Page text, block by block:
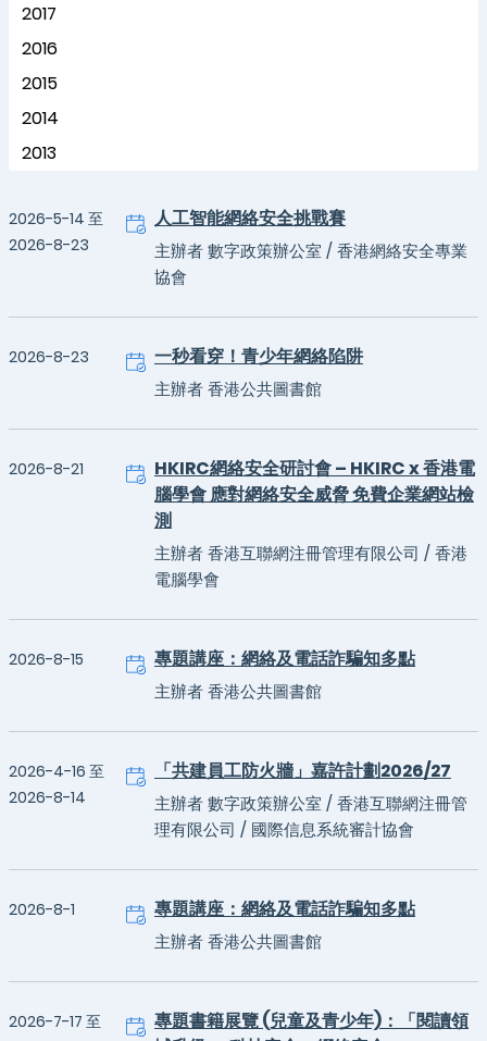
2017
2016
2015
2014
2013
2026-5-14 至
2026-8-23
人工智能網絡安全挑戰賽
主辦者 數字政策辦公室 / 香港網絡安全專業
協會
2026-8-23 一秒看穿！青少年網絡陷阱
主辦者 香港公共圖書館
2026-8-21
HKIRC網絡安全研討會 – HKIRC x 香港電
腦學會 應對網絡安全威脅 免費企業網站檢
測
主辦者 香港互聯網注冊管理有限公司 / 香港
電腦學會
2026-8-15 專題講座：網絡及電話詐騙知多點
主辦者 香港公共圖書館
2026-4-16 至
2026-8-14
「共建員工防火牆」嘉許計劃2026/27
主辦者 數字政策辦公室 / 香港互聯網注冊管
理有限公司 / 國際信息系統審計協會
2026-8-1 專題講座：網絡及電話詐騙知多點
主辦者 香港公共圖書館
2026-7-17 至
專題書籍展覽 (兒童及青少年)：「閱讀領